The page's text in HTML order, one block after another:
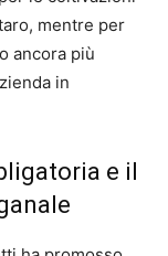
mentre per
ancora più
in
e il